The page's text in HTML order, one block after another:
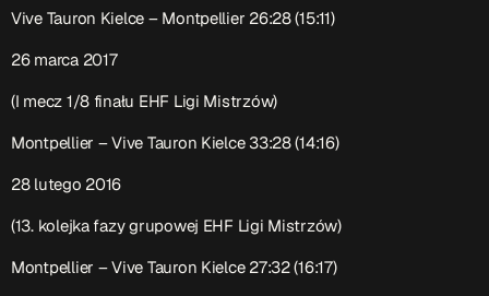
Vive Tauron Kielce – Montpellier 26:28 (15:11)
26 marca 2017
(I mecz 1/8 finału EHF Ligi Mistrzów)
Montpellier – Vive Tauron Kielce 33:28 (14:16)
28 lutego 2016
(13. kolejka fazy grupowej EHF Ligi Mistrzów)
Montpellier – Vive Tauron Kielce 27:32 (16:17)